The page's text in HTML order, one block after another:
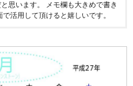
思います。 メモ欄も大きめで書き
活用して頂けると嬉しいです。